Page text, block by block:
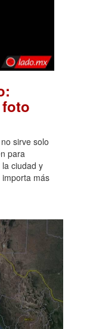
sirve solo
para
ciudad y
más